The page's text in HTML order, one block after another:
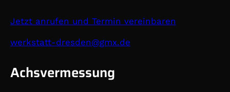
Jetzt anrufen und Termin vereinbaren
ed.xmg
@nedserd-ttatskrew
Achsvermessung